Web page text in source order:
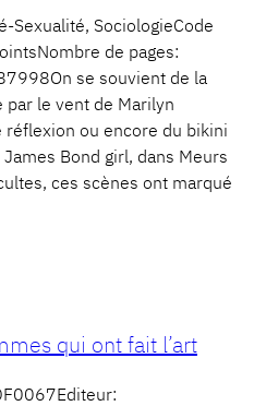
Sexualité, SociologieCode
de pages:
se souvient de la
le vent de Marilyn
réflexion ou encore du bikini
Bond girl, dans Meurs
ces scènes ont marqué
qui ont fait l’art